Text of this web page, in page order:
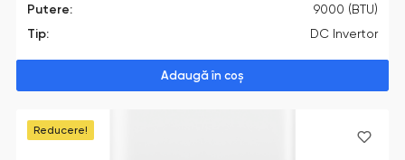
Putere:
9000 (BTU)
Tip: DC Invertor
Adaugă în coș
Reducere!